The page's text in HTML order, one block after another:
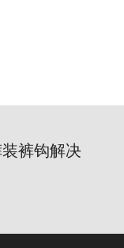
裤钩解决